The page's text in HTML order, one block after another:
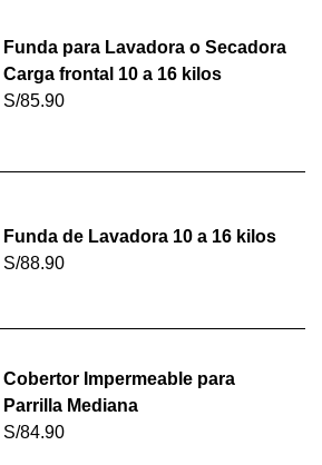
Funda para Lavadora o Secadora
Carga frontal 10 a 16 kilos
S/85.90
Funda de Lavadora 10 a 16 kilos
S/88.90
Cobertor Impermeable para
Parrilla Mediana
S/84.90